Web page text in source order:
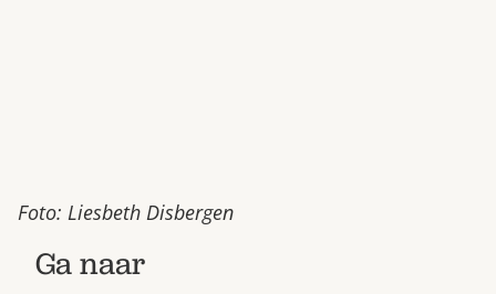
Foto: Liesbeth Disbergen
Ga naar